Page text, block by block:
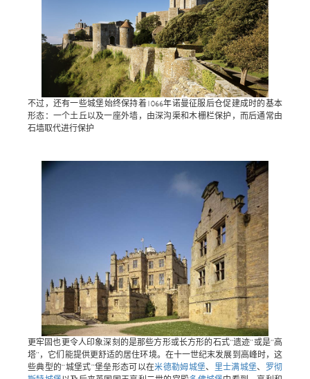
不过，还有一些城堡始终保持着1066年诺曼征服后仓促建成时的基本
形态：一个土丘以及一座外墙，由深沟渠和木栅栏保护，而后通常由
石墙取代进行保护
更牢固也更令人印象深刻的是那些方形或长方形的石式“遗迹”或是“高
塔”，它们能提供更舒适的居住环境。在十一世纪末发展到高峰时，这
些典型的“城堡式”堡垒形态可以在米德勒姆城堡、 里士满城堡、 罗彻